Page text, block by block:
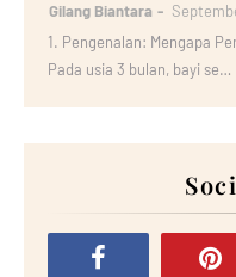
Gilang Biantara
1. Pengenalan: Mengapa
Pada usia 3 bulan, bayi se…